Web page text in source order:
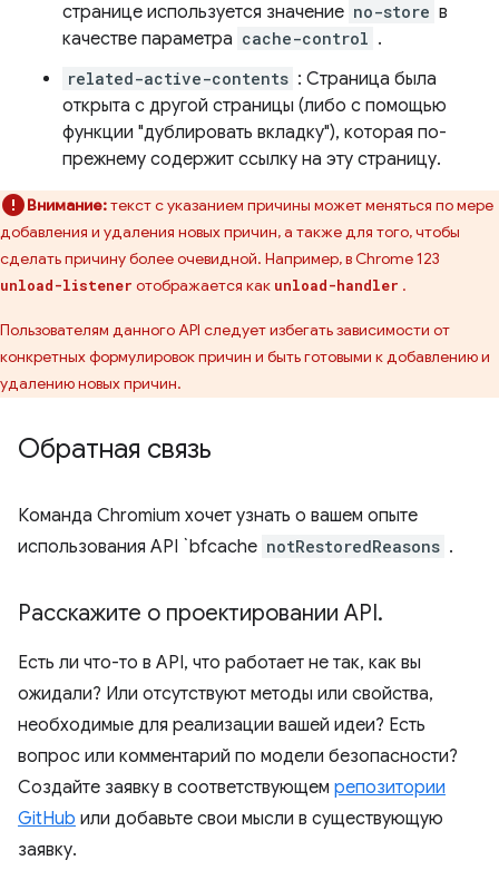
странице используется значение no-store в
качестве параметра cache-control .
related-active-contents : Страница была
открыта с другой страницы (либо с помощью
функции "дублировать вкладку"), которая по-
прежнему содержит ссылку на эту страницу.
Внимание:текст с указанием причины может меняться по мере
добавления и удаления новых причин, а также для того, чтобы
сделать причину более очевидной. Например, в Chrome 123
unload-listener отображается как unload-handler .
Пользователям данного API следует избегать зависимости от
конкретных формулировок причин и быть готовыми к добавлению и
удалению новых причин.
Обратная связь
Команда Chromium хочет узнать о вашем опыте
использования API `bfcache notRestoredReasons .
Расскажите о проектировании API.
Есть ли что-то в API, что работает не так, как вы
ожидали? Или отсутствуют методы или свойства,
необходимые для реализации вашей идеи? Есть
вопрос или комментарий по модели безопасности?
Создайте заявку в соответствующем репозитории
GitHub или добавьте свои мысли в существующую
заявку.